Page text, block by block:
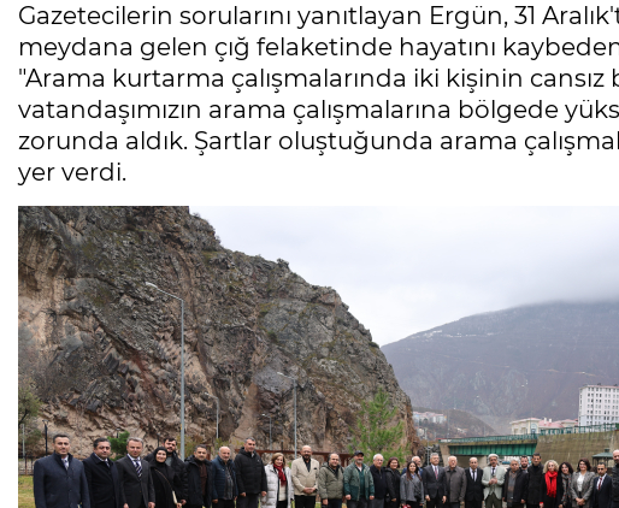
Gazetecilerin sorularını yanıtlayan Ergün, 31
meydana gelen çığ felaketinde hayatını
"Arama kurtarma çalışmalarında iki kişinin cansız
vatandaşımızın arama çalışmalarına bölgede
zorunda aldık. Şartlar oluştuğunda arama
yer verdi.